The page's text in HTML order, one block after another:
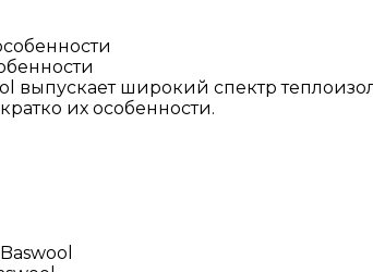
выпускает широкий спектр
их особенности.